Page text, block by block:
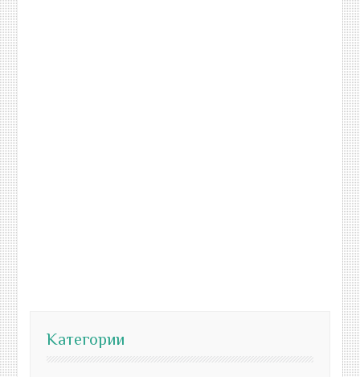
Категории